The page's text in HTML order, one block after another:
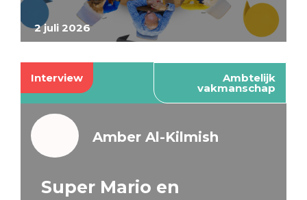
2 juli 2026
Interview Ambtelijk
vakmanschap
Amber Al-Kilmish
Super Mario en